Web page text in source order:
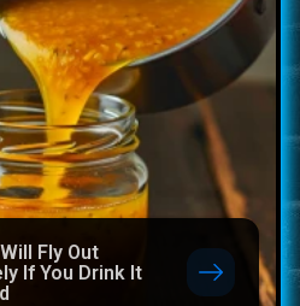
Fly Out
If You Drink It